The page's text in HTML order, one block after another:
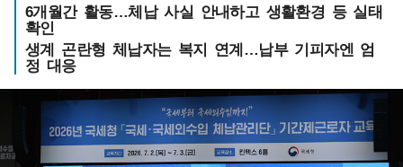
6개월간 활동…체납 사실 안내하고 생활환경 등 실태
확인
생계 곤란형 체납자는 복지 연계…납부 기피자엔 엄
정 대응